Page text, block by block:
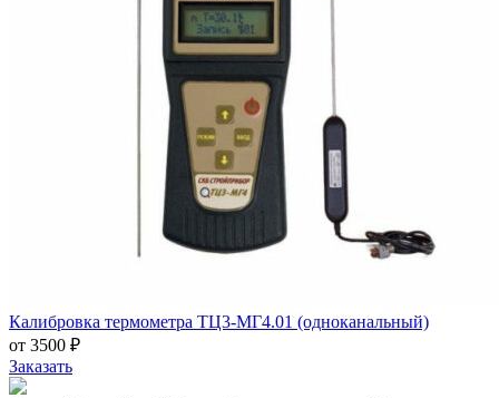
Калибровка термометра ТЦ3-МГ4.01 (одноканальный)
от 3500 ₽
Заказать